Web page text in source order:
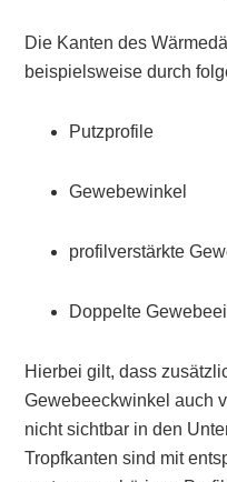
Die Kanten des
beispielsweise durch
Putzprofile
Gewebewinkel
profilverstärkte
Doppelte
Hierbei gilt, dass
Gewebeeckwinkel auch
nicht sichtbar in den
Tropfkanten sind mit